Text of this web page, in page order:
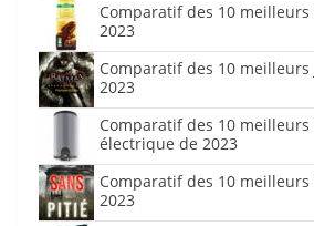
Comparatif des 10 meilleurs
2023
Comparatif des 10 meilleurs
2023
Comparatif des 10 meilleurs
électrique de 2023
Comparatif des 10
2023